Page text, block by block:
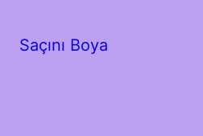
Saçını Boya